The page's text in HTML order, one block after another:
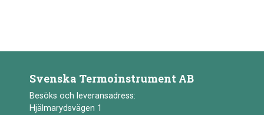
Svenska Termoinstrument AB
Besöks och leveransadress:
Hjälmarydsvägen 1